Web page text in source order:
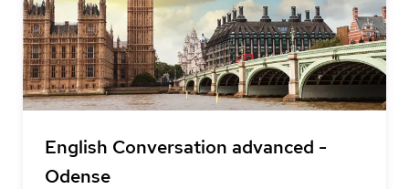
English Conversation advanced -
Odense